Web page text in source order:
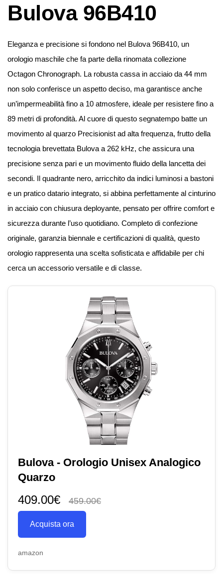
Bulova 96B410
Eleganza e precisione si fondono nel Bulova 96B410, un
orologio maschile che fa parte della rinomata collezione
Octagon Chronograph. La robusta cassa in acciaio da 44 mm
non solo conferisce un aspetto deciso, ma garantisce anche
un’impermeabilità fino a 10 atmosfere, ideale per resistere fino a
89 metri di profondità. Al cuore di questo segnatempo batte un
movimento al quarzo Precisionist ad alta frequenza, frutto della
tecnologia brevettata Bulova a 262 kHz, che assicura una
precisione senza pari e un movimento fluido della lancetta dei
secondi. Il quadrante nero, arricchito da indici luminosi a bastoni
e un pratico datario integrato, si abbina perfettamente al cinturino
in acciaio con chiusura deployante, pensato per offrire comfort e
sicurezza durante l’uso quotidiano. Completo di confezione
originale, garanzia biennale e certificazioni di qualità, questo
orologio rappresenta una scelta sofisticata e affidabile per chi
cerca un accessorio versatile e di classe.
Bulova - Orologio Unisex Analogico
Quarzo
409.00€ 459.00€
Acquista ora
amazon